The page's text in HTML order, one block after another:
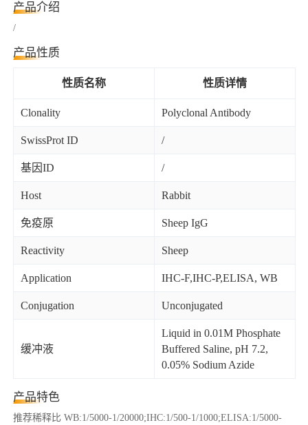
产品介绍
/
产品性质
性质名称 性质详情
Clonality Polyclonal Antibody
SwissProt ID /
基因ID /
Host Rabbit
免疫原 Sheep IgG
Reactivity Sheep
Application IHC-F,IHC-P,ELISA, WB
Conjugation Unconjugated
缓冲液
Liquid in 0.01M Phosphate
Buffered Saline, pH 7.2,
0.05% Sodium Azide
产品特色
推荐稀释比 WB:1/5000-1/20000;IHC:1/500-1/1000;ELISA:1/5000-